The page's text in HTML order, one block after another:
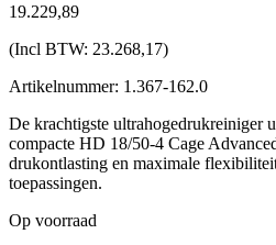
19.229,89
(Incl BTW: 23.268,17)
Artikelnummer: 1.367-162.0
De krachtigste ultrahogedrukreiniger
compacte HD 18/50-4 Cage
drukontlasting en maximale
toepassingen.
Op voorraad